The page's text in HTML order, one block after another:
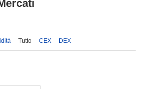
Tutto CEX DEX